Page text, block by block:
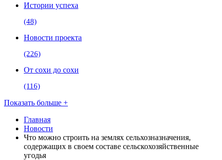
Истории успеха
(48)
Новости проекта
(226)
От сохи до сохи
(116)
Показать больше +
Главная
Новости
Что можно строить на землях сельхозназначения,
содержащих в своем составе сельскохозяйственные
угодья